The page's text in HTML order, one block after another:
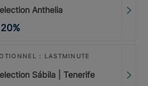
Anthelia
20%
: LASTMINUTE
Sábila | Tenerife